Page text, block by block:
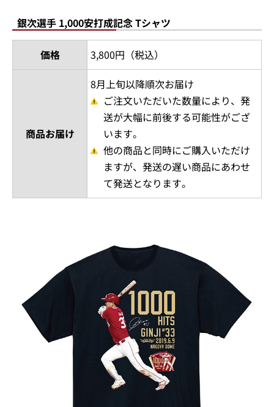
銀次選手 1,000安打成記念 Tシャツ
価格 3,800円（税込）
商品お届け
8月上旬以降順次お届け
ご注文いただいた数量により、発
送が大幅に前後する可能性がござ
います。
他の商品と同時にご購入いただけ
ますが、発送の遅い商品にあわせ
て発送となります。